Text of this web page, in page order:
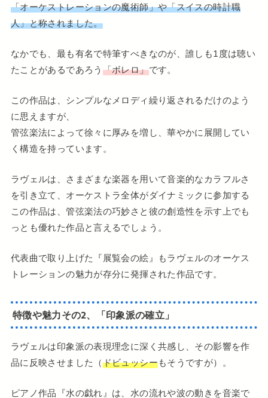
「オーケストレーションの魔術師」や「スイスの時計職
人」と称されました。
なかでも、最も有名で特筆すべきなのが、誰しも1度は聴い
たことがあるであろう 「ボレロ」です。
この作品は、シンプルなメロディ繰り返されるだけのよう
に思えますが、
管弦楽法によって徐々に厚みを増し、華やかに展開してい
く構造を持っています。
ラヴェルは、さまざまな楽器を用いて音楽的なカラフルさ
を引き立て、オーケストラ全体がダイナミックに参加する
この作品は、管弦楽法の巧妙さと彼の創造性を示す上でも
っとも優れた作品と言えるでしょう。
代表曲で取り上げた『展覧会の絵』もラヴェルのオーケス
トレーションの魅力が存分に発揮された作品です。
特徴や魅力その2、「印象派の確立」
ラヴェルは印象派の表現理念に深く共感し、その影響を作
品に反映させました（ドビュッシーもそうですが）。
ピアノ作品『水の戯れ』は、水の流れや波の動きを音楽で